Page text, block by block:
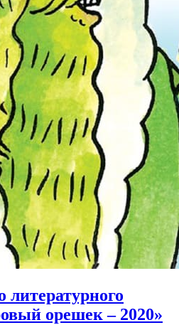
литературного
орешек – 2020»